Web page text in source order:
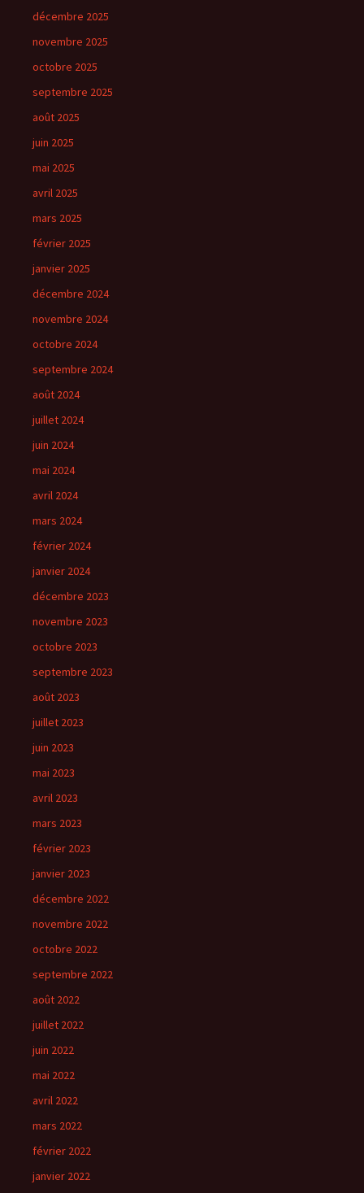
décembre 2025
novembre 2025
octobre 2025
septembre 2025
août 2025
juin 2025
mai 2025
avril 2025
mars 2025
février 2025
janvier 2025
décembre 2024
novembre 2024
octobre 2024
septembre 2024
août 2024
juillet 2024
juin 2024
mai 2024
avril 2024
mars 2024
février 2024
janvier 2024
décembre 2023
novembre 2023
octobre 2023
septembre 2023
août 2023
juillet 2023
juin 2023
mai 2023
avril 2023
mars 2023
février 2023
janvier 2023
décembre 2022
novembre 2022
octobre 2022
septembre 2022
août 2022
juillet 2022
juin 2022
mai 2022
avril 2022
mars 2022
février 2022
janvier 2022